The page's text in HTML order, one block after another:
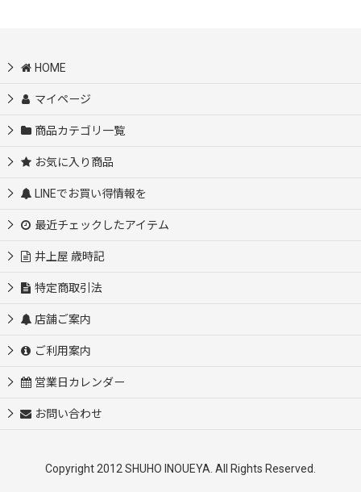
HOME
マイページ
商品カテゴリ一覧
お気に入り商品
LINEでお買い得情報を
最近チェックしたアイテム
井上屋 歳時記
特定商取引法
店舗ご案内
ご利用案内
営業日カレンダー
お問い合わせ
Copyright 2012 SHUHO INOUEYA. All Rights Reserved.